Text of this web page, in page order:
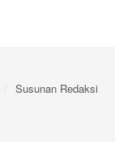
Susunan Redaksi